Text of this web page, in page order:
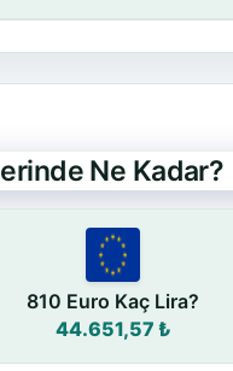
Ne Kadar?
810 Euro Kaç Lira?
44.651,57 ₺